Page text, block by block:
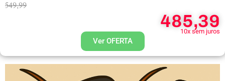
549,99
485,39
10x sem juros
Ver OFERTA